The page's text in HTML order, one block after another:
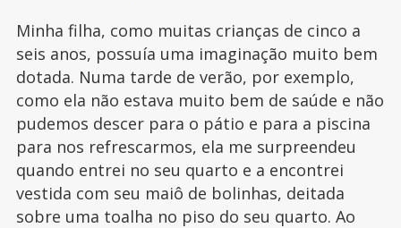
Minha filha, como muitas crianças de cinco a
seis anos, possuía uma imaginação muito bem
dotada. Numa tarde de verão, por exemplo,
como ela não estava muito bem de saúde e não
pudemos descer para o pátio e para a piscina
para nos refrescarmos, ela me surpreendeu
quando entrei no seu quarto e a encontrei
vestida com seu maiô de bolinhas, deitada
sobre uma toalha no piso do seu quarto. Ao